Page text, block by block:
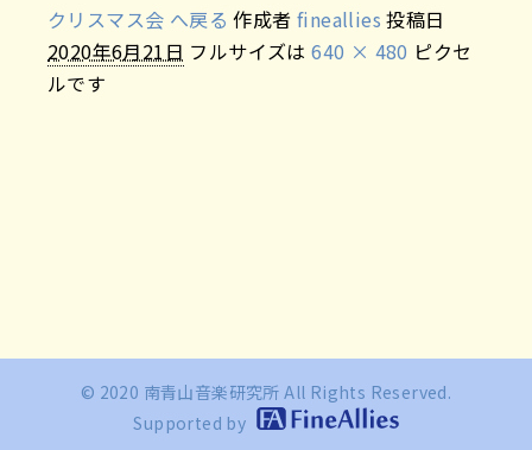
クリスマス会 へ戻る 作成者fineallies 投稿日
2020年6月21日 フルサイズは640 × 480 ピクセ
ルです
© 2020 南青山音楽研究所 All Rights Reserved.
Supported by